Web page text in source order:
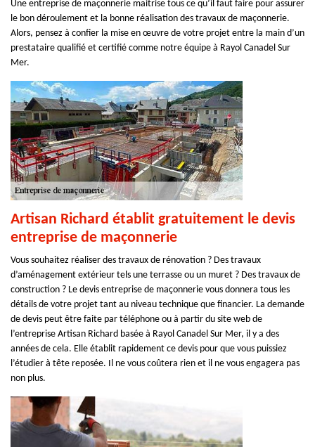
Une entreprise de maçonnerie maitrise tous ce qu’il faut faire pour assurer
le bon déroulement et la bonne réalisation des travaux de maçonnerie.
Alors, pensez à confier la mise en œuvre de votre projet entre la main d’un
prestataire qualifié et certifié comme notre équipe à Rayol Canadel Sur
Mer.
Artisan Richard établit gratuitement le devis
entreprise de maçonnerie
Vous souhaitez réaliser des travaux de rénovation ? Des travaux
d’aménagement extérieur tels une terrasse ou un muret ? Des travaux de
construction ? Le devis entreprise de maçonnerie vous donnera tous les
détails de votre projet tant au niveau technique que financier. La demande
de devis peut être faite par téléphone ou à partir du site web de
l’entreprise Artisan Richard basée à Rayol Canadel Sur Mer, il y a des
années de cela. Elle établit rapidement ce devis pour que vous puissiez
l’étudier à tête reposée. Il ne vous coûtera rien et il ne vous engagera pas
non plus.